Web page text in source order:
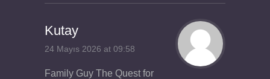
Kutay
24 Mayıs 2026 at 09:58
Family Guy The Quest for